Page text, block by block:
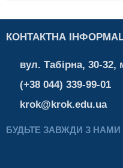
КОНТАКТНА
вул. Табірна, 30-32,
(+38 044) 339-99-01
krok@krok.edu.ua
БУДЬТЕ ЗАВЖДИ З НАМИ